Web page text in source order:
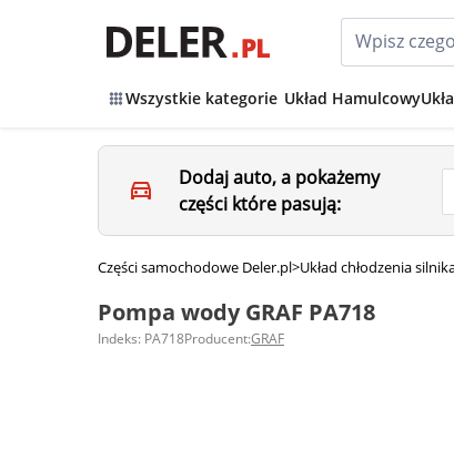
Wszystkie kategorie Układ Hamulcowy
Dodaj auto, a pokażemy
części które pasują:
Części samochodowe Deler.pl>Układ chłodzenia
Pompa wody GRAF PA718
Indeks: PA718Producent:GRAF